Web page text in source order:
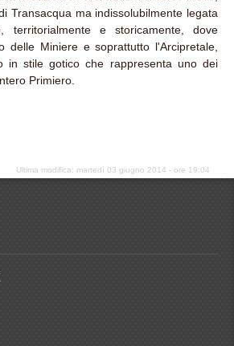
Transacqua ma indissolubilmente legata
e storicamente, dove
delle Miniere e soprattutto l'Arcipretale,
in stile gotico che rappresenta uno dei
Primiero.
Ultima modifica: martedì 03 giugno 2014 - ore 19:04